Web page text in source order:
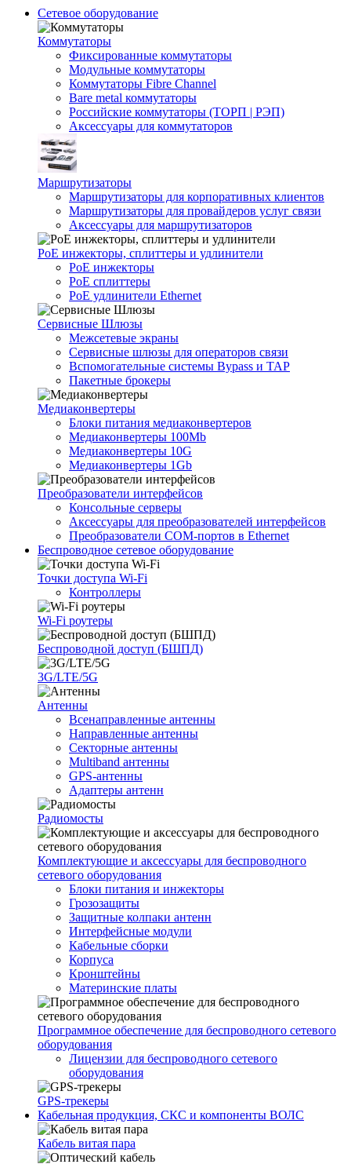
Сетевое оборудование
Коммутаторы
Фиксированные коммутаторы
Модульные коммутаторы
Коммутаторы Fibre Channel
Bare metal коммутаторы
Российские коммутаторы (ТОРП | РЭП)
Аксессуары для коммутаторов
Маршрутизаторы
Маршрутизаторы для корпоративных клиентов
Маршрутизаторы для провайдеров услуг связи
Аксессуары для маршрутизаторов
PoE инжекторы, сплиттеры и удлинители
PoE инжекторы
PoE сплиттеры
PoE удлинители Ethernet
Сервисные Шлюзы
Межсетевые экраны
Сервисные шлюзы для операторов связи
Вспомогательные системы Bypass и TAP
Пакетные брокеры
Медиаконвертеры
Блоки питания медиаконвертеров
Медиаконвертеры 100Mb
Медиаконвертеры 10G
Медиаконвертеры 1Gb
Преобразователи интерфейсов
Консольные серверы
Аксессуары для преобразователей интерфейсов
Преобразователи COM-портов в Ethernet
Беспроводное сетевое оборудование
Точки доступа Wi-Fi
Контроллеры
Wi-Fi роутеры
Беспроводной доступ (БШПД)
3G/LTE/5G
Антенны
Всенаправленные антенны
Направленные антенны
Секторные антенны
Multiband антенны
GPS-антенны
Адаптеры антенн
Радиомосты
Комплектующие и аксессуары для беспроводного
сетевого оборудования
Блоки питания и инжекторы
Грозозащиты
Защитные колпаки антенн
Интерфейсные модули
Кабельные сборки
Корпуса
Кронштейны
Материнские платы
Программное обеспечение для беспроводного сетевого
оборудования
Лицензии для беспроводного сетевого
оборудования
GPS-трекеры
Кабельная продукция, СКС и компоненты ВОЛС
Кабель витая пара